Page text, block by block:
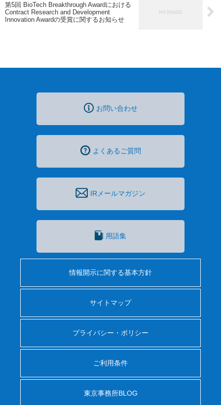
第5回 BioTech Breakthrough Awardにおける
Contract Research and Development
Innovation Awardの受賞に関するお知らせ
お問い合わせ
よくあるご質問
IRメールマガジン
用語集
情報開示に関する基本方針
サイトマップ
プライバシー・ポリシー
ご利用条件
東京事務所BLOG